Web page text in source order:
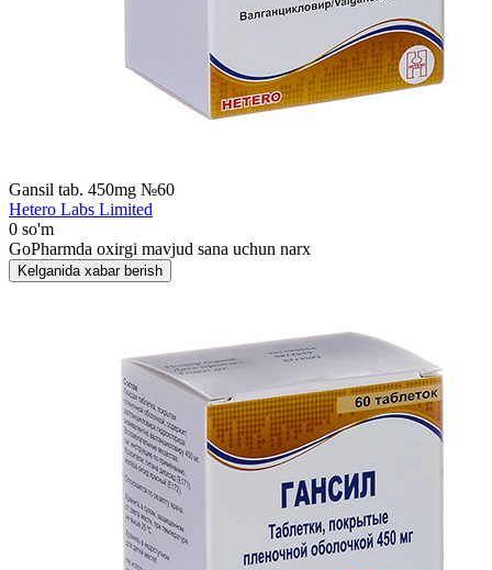
Gansil tab. 450mg №60
Hetero Labs Limited
0 so'm
GoPharmda oxirgi mavjud sana uchun narx
Kelganida xabar berish